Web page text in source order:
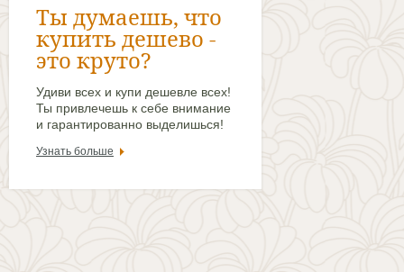
Ты думаешь, что
купить дешево -
это круто?
Удиви всех и купи дешевле всех!
Ты привлечешь к себе внимание
и гарантированно выделишься!
Узнать больше